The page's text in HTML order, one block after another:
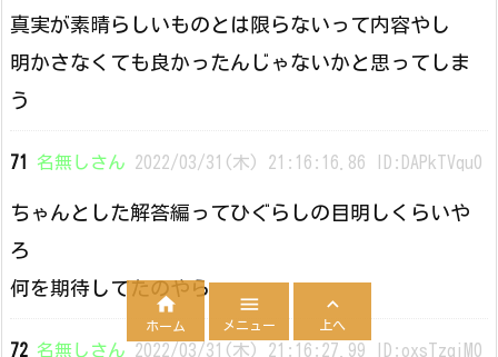
真実が素晴らしいものとは限らないって内容やし
明かさなくても良かったんじゃないかと思ってしま
う
71 名無しさん 2022/03/31(木) 21:16:16.86 ID:DAPkTVqu0
ちゃんとした解答編ってひぐらしの目明しくらいや
ろ
何を期待してたのやら
72 名無しさん 2022/03/31(木) 21:16:27.99 ID:oxsTzqiM0

ホーム

メニュー

上へ